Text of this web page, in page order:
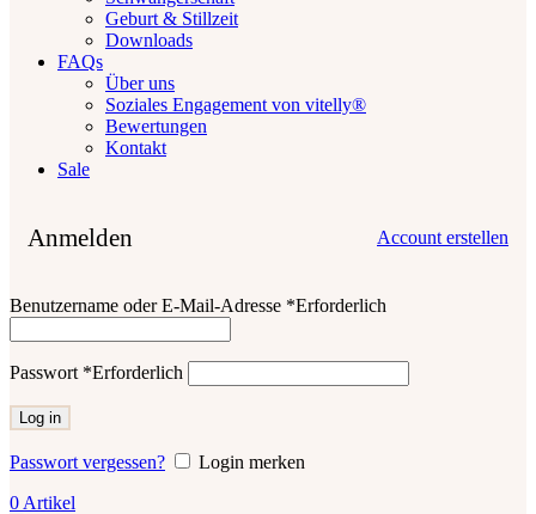
Geburt & Stillzeit
Downloads
FAQs
Über uns
Soziales Engagement von vitelly®
Bewertungen
Kontakt
Sale
Anmelden Account erstellen
Benutzername oder E-Mail-Adresse *Erforderlich
Passwort *Erforderlich
Log in
Passwort vergessen?
Login merken
0 Artikel